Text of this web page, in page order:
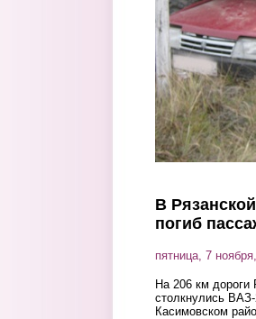
В
погиб
пятница, 7
На 206 км дороги
столкнулись
Касимовском